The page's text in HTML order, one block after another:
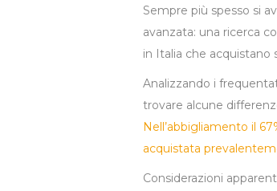
Sempre più spesso si
avanzata: una ricerca
in Italia che acquistano
Analizzando i
trovare alcune
Nell’abbigliamento il
acquistata
Considerazioni